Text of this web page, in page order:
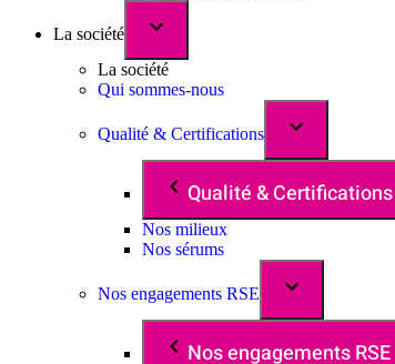
La société
La société
Qui sommes-nous
Qualité & Certifications
Qualité & Certifications
Nos milieux
Nos sérums
Nos engagements RSE
Nos engagements RSE